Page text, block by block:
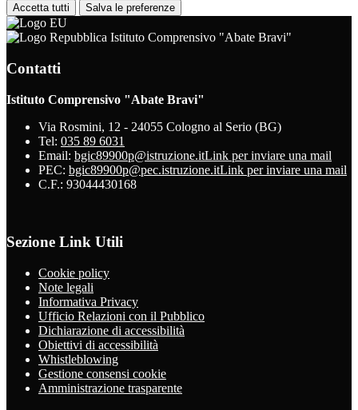
Accetta tutti Salva le preferenze
Istituto Comprensivo "Abate Bravi"
Contatti
Istituto Comprensivo "Abate Bravi"
Via Rosmini, 12 - 24055 Cologno al Serio (BG)
Tel: 035 89 6031
Email: bgic89900p@istruzione.itLink per inviare una mail
PEC: bgic89900p@pec.istruzione.itLink per inviare una mail
C.F.: 93044430168
Sezione Link Utili
Cookie policy
Note legali
Informativa Privacy
Ufficio Relazioni con il Pubblico
Dichiarazione di accessibilità
Obiettivi di accessibilità
Whistleblowing
Gestione consensi cookie
Amministrazione trasparente